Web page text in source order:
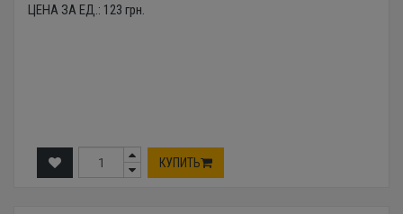
ЦЕНА ЗА ЕД.: 123 грн.
КУПИТЬ